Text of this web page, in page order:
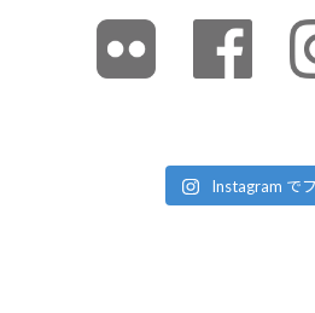
Instagram で